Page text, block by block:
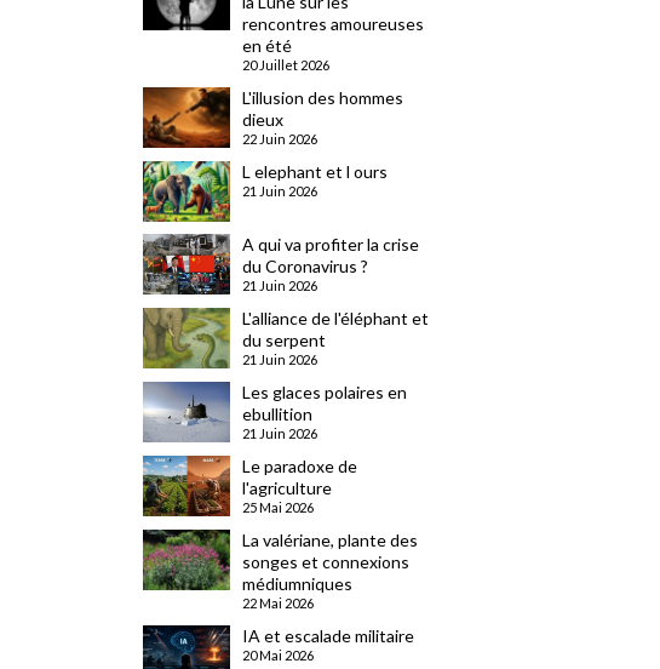
rencontres amoureuses
en été
20 Juillet 2026
L'illusion des hommes
dieux
22 Juin 2026
L elephant et l ours
21 Juin 2026
A qui va profiter la crise
du Coronavirus ?
21 Juin 2026
L'alliance de l'éléphant et
du serpent
21 Juin 2026
Les glaces polaires en
ebullition
21 Juin 2026
Le paradoxe de
l'agriculture
25 Mai 2026
La valériane, plante des
songes et connexions
médiumniques
22 Mai 2026
IA et escalade militaire
20 Mai 2026